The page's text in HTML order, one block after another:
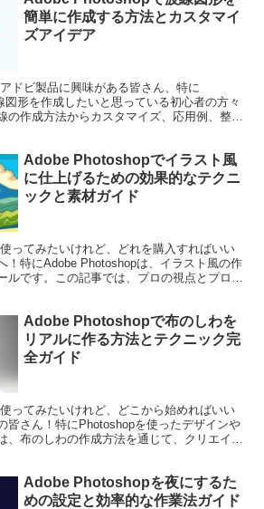
簡単に作成する方法とカスタマイ
ズアイデア
ドビ製品に興味がある皆さん、特に
図形を作成したいと思っている初心者の方々
の作成方法からカスタマイズ、応用例、整列
Adobe Photoshopでイラスト風
に仕上げるための効果的なテクニ
ックと素材ガイド
ってみたいけれど、どれを購入すればいい
！特にAdobe Photoshopは、イラスト風の作
ルです。この記事では、プロの視点とプロの
Adobe Photoshopで布のしわを
リアルに作る方法とテクニック完
全ガイド
ってみたいけれど、どこから始めればいい
皆さん！特にPhotoshopを使ったデザインや
、布のしわの作成方法を通じて、クリエイテ
Adobe Photoshopを夜にするた
めの設定と効率的な作業法ガイド